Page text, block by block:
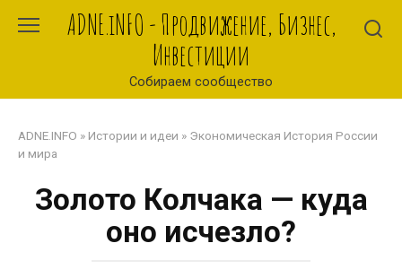
ADNE.iNFO - Продвижение, Бизнес,
Инвестиции
Собираем сообщество
ADNE.INFO » Истории и идеи » Экономическая История России
и мира
Золото Колчака — куда
оно исчезло?